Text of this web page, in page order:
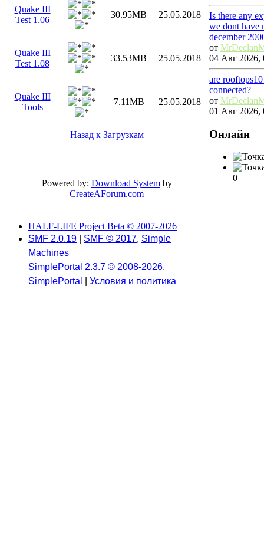
Quake III
Test 1.06
30.95MB 25.05.2018
Quake III
Test 1.08
33.53MB 25.05.2018
Quake III
Tools
7.11MB 25.05.2018
Назад к Загрузкам
Powered by: Download Systemby
CreateAForum.com
Is there any
we dont have
december
от
04 Авг 2026,
are
connected?
от
01 Авг 2026,
Онлайн
0
HALF-LIFE Project Beta © 2007-2026
SMF 2.0.19
SMF © 2017, Simple
Machines
SimplePortal 2.3.7 © 2008-2026,
SimplePortal
Условия и политика